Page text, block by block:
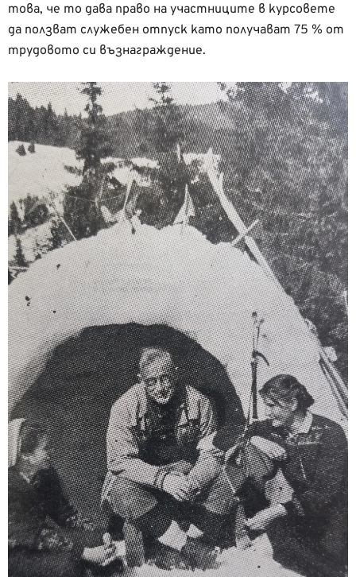
това, че то дава право на участниците в курсовете
да ползват служебен отпуск като получават 75 % от
трудовото си възнаграждение.